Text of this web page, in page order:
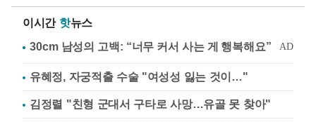
이시간 핫뉴스
유혜정, 자궁적출 수술 "여성성 잃는 것이…"
김정렬 "친형 군대서 구타로 사망…유골 못 찾아"